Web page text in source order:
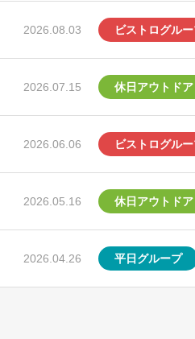
2026.08.03 ビストログル
2026.07.15 休日アウトドア
2026.06.06 ビストログル
2026.05.16 休日アウトドア
2026.04.26 平日グループ